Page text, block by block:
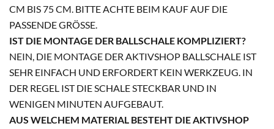
M BIS 75 CM. BITTE ACHTE BEIM KAUF AUF DIE P
ASSENDE GRÖSSE.
IST DIE MONTAGE DER BALLSCHALE KOMPLIZIERT?
NEIN, DIE MONTAGE DER AKTIVSHOP BALLSCHALE IST
SEHR EINFACH UND ERFORDERT KEIN WERKZEUG. IN
DER REGEL IST DIE SCHALE STECKBAR UND IN
WENIGEN MINUTEN AUFGEBAUT.
AUS WELCHEM MATERIAL BESTEHT DIE AKTIVSHOP